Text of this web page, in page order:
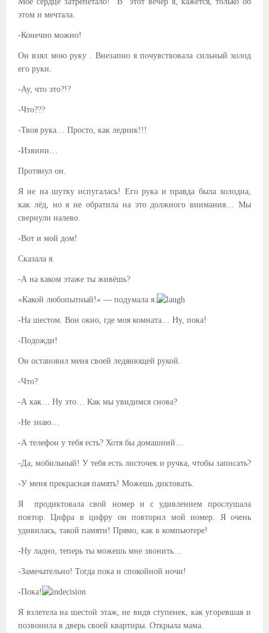
этом и мечтала.
-Конечно можно!
Он взял мою руку . Внезапно я почувствовала сильный холод
его руки.
-Ау, что это?!?
-Что???
-Твоя рука… Просто, как ледник!!!
-Извини…
Протянул он.
Я не на шутку испугалась! Его рука и правда была холодна,
как лёд, но я не обратила на это должного внимания… Мы
свернули налево.
-Вот и мой дом!
Сказала я.
-А на каком этаже ты живёшь?
«Какой любопытный!» — подумала я.
-На шестом. Вон окно, где моя комната… Ну, пока!
-Подожди!
Он остановил меня своей ледянющей рукой.
-Что?
-А как… Ну это… Как мы увидимся снова?
-Не знаю…
-А телефон у тебя есть? Хотя бы домашний…
-Да, мобильный! У тебя есть листочек и ручка, чтобы записать?
-У меня прекрасная память! Можешь диктовать.
Я продиктовала свой номер и с удивлением прослушала
повтор. Цифра в цифру он повторил мой номер. Я очень
удивилась, такой памяти! Прямо, как в компьютере!
-Ну ладно, теперь ты можешь мне звонить…
-Замечательно! Тогда пока и спокойной ночи!
-Пока!
Я взлетела на шестой этаж, не видя ступенек, как угоревшая и
позвонила в дверь своей квартиры. Открыла мама.